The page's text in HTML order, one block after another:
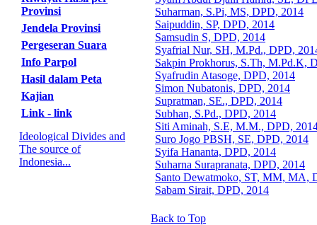
Provinsi
Jendela Provinsi
Pergeseran Suara
Info Parpol
Hasil dalam Peta
Kajian
Link - link
Ideological Divides and
The source of
Indonesia...
Suharman, S.Pi, MS, DPD, 2014
Saipuddin, SP, DPD, 2014
Samsudin S, DPD, 2014
Syafrial Nur, SH, M.Pd., DPD,
Sakpin Prokhorus, S.Th, M.Pd.K,
Syafrudin Atasoge, DPD, 2014
Simon Nubatonis, DPD, 2014
Supratman, SE., DPD, 2014
Subhan, S.Pd., DPD, 2014
Siti Aminah, S.E, M.M., DPD,
Suro Jogo PBSH, SE, DPD, 2014
Syifa Hananta, DPD, 2014
Suharna Surapranata, DPD, 2014
Santo Dewatmoko, ST, MM, MA,
Sabam Sirait, DPD, 2014
Back to Top